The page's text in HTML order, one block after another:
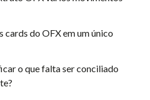
do OFX em um único
o que falta ser conciliado